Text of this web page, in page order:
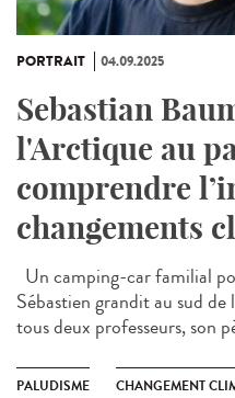
PORTRAIT 04.09.2025
Sebastian
l'Arctique au
comprendre
changements
Un camping-car familial
Sébastien grandit au sud de
tous deux professeurs, son
PALUDISME CHANGEMENT